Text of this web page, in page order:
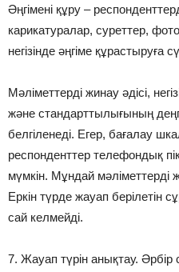
Әңгімені құру –
карикатуралар, суреттер,
негізінде әңгіме құрастыруға
Мәліметтерді жинау әдісі,
және стандарттылығының
белгіленеді. Егер, бағалау
респонденттер телефондық
мүмкін. Мұндай мәліметтерді
Еркін түрде жауап берілетін
сай келмейді.
7. Жауап түрін анықтау.